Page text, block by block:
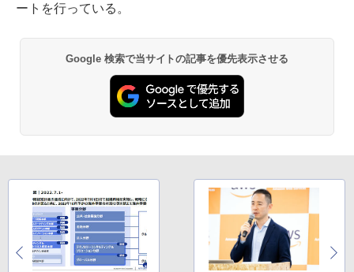
ートを行っている。
Google 検索で当サイトの記事を優先表示させる